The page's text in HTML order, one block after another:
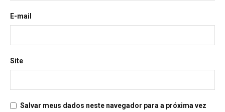
E-mail
Site
Salvar meus dados neste navegador para a próxima vez